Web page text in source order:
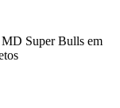
Super Bulls em